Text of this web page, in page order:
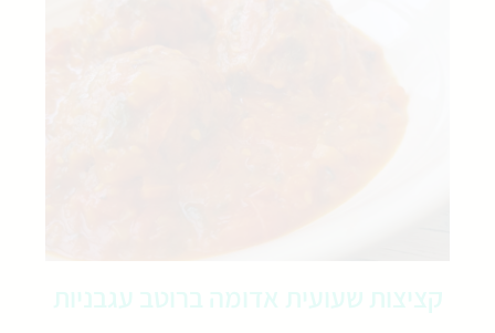
קציצות שעועית אדומה ברוטב עגבניות